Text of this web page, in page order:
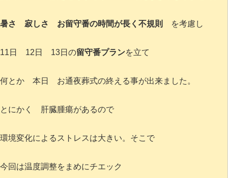
暑さ 寂しさ お留守番の時間が長く不規則 を考慮し
11日 12日 13日の留守番プランを立て
何とか 本日 お通夜葬式の終える事が出来ました。
とにかく 肝臓腫瘍があるので
環境変化によるストレスは大きい。そこで
今回は温度調整をまめにチエック